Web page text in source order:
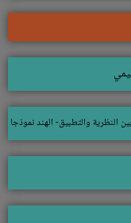
النظرية والتطبيق- الهند نموذجا